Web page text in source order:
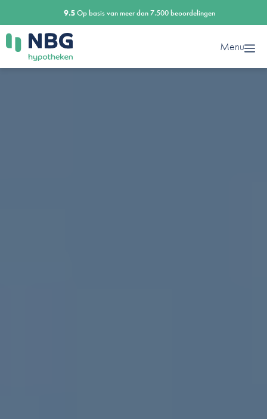
naar
de
inhoud
9.5Op basis van meer dan 7.500 beoordelingen
Menu